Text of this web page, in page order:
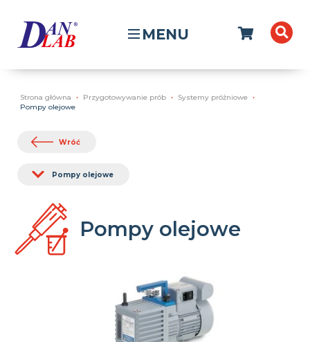
MENU
Strona główna Przygotowywanie prób
Systemy próżniowe
Pompy olejowe
Wróć
Pompy olejowe
Pompy olejowe